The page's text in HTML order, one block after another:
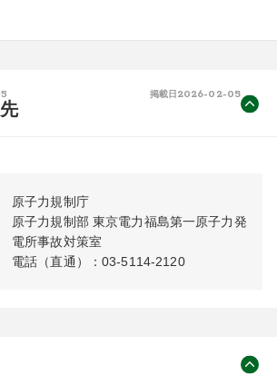
掲載日 2026-02-05
原子力規制庁
原子力規制部 東京電力福島第一原子力発
電所事故対策室
電話（直通）：03-5114-2120